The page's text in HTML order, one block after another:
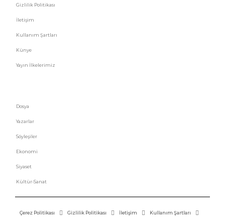
Gizlilik Politikası
İletişim
Kullanım Şartları
Künye
Yayın İlkelerimiz
Dosya
Yazarlar
Söyleşiler
Ekonomi
Siyaset
Kültür-Sanat
Çerez Politikası Gizlilik Politikası İletişim Kullanım Şartları